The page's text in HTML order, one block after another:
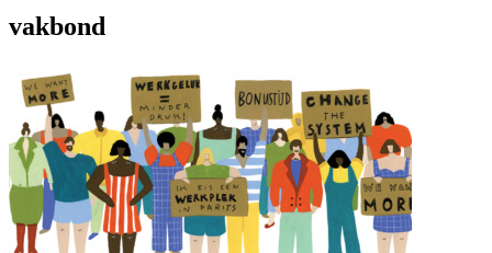
vakbond